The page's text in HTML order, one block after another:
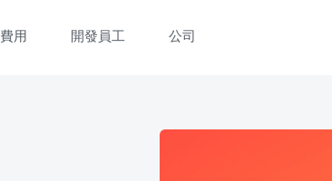
用 開發員工 公司
3 分鐘體驗短片